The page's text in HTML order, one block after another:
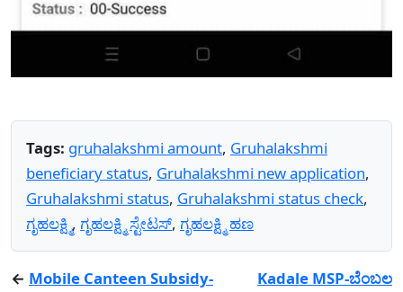
Tags: gruhalakshmi amount, Gruhalakshmi
beneficiary status, Gruhalakshmi new application,
Gruhalakshmi status, Gruhalakshmi status check,
ಗೃಹಲಕ್ಷ್ಮಿ, ಗೃಹಲಕ್ಷ್ಮಿ ಸ್ಟೇಟಸ್, ಗೃಹಲಕ್ಷ್ಮಿ ಹಣ
← Mobile Canteen Subsidy-
Kadale MSP-ಬೆಂಬಲ